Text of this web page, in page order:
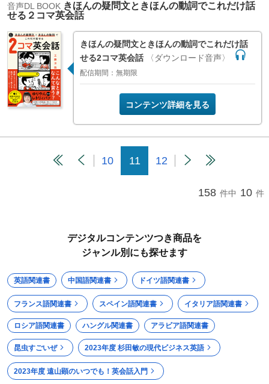
音声DL BOOK きほんの疑問文ときほんの動詞でこれだけ話
せる２コマ英会話
きほんの疑問文ときほんの動詞でこれだけ話
せる2コマ英会話
〈ダウンロード音声〉
配信期間：無期限
コンテンツ詳細を見る
10 11 12
158 件中 10 件
デジタルコンテンツつき商品を
ジャンル別にも探せます
英語関連書 中国語関連書 ドイツ語関連書
フランス語関連書 スペイン語関連書 イタリア語関連書
ロシア語関連書 ハングル関連書 アラビア語関連書
昆虫すごいぜ 2023年度 杉田敏の現代ビジネス英語
2023年度 遠山顕のいつでも！英会話入門